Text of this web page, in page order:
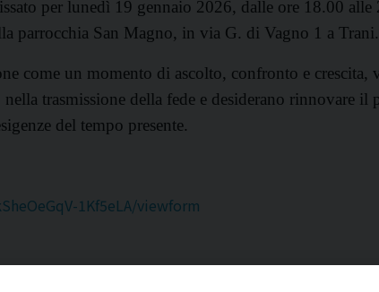
per lunedì 19 gennaio 2026, dalle ore 18.00 alle
parrocchia San Magno, in via G. di Vagno 1 a Trani.
come un momento di ascolto, confronto e crescita,
nella trasmissione della fede e desiderano rinnovare il
del tempo presente.
1Kf5eLA/viewform